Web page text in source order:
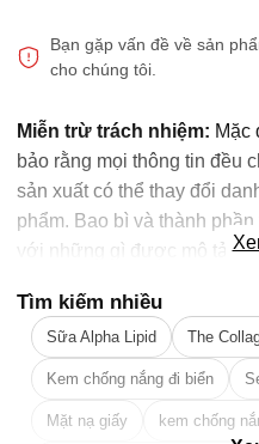
Bạn gặp vấn đề về sản
cho chúng tôi.
Miễn trừ trách nhiệm: Mặc
bảo rằng mọi thông tin đều
sản xuất có thể thay đổi
phẩm. Bao bì và thành
với những gì được mô tả
cáo bạn không nên chỉ
website, mà hãy luôn luôn
hướng dẫn sử dụng trước
thêm thông tin, vui lòng liên
thế chỉ dẫn của dược sỹ,
Tìm kiếm nhiều
Sữa Alpha Lipid The
Kem chống nắng đi biển
Mặt nạ giấy kem chống